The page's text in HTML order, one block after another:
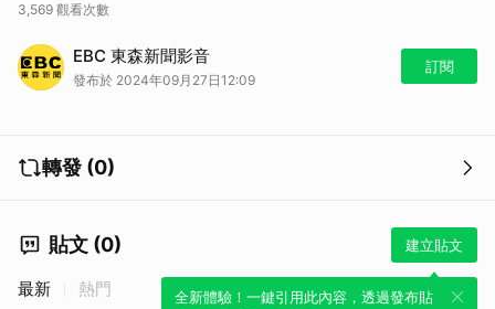
3,569 觀看次數
這真的讓住戶好崩潰，高雄燕巢一間水泥廠26號傍晚突然傳出爆炸聲，
接著水泥灰從管線噴出，導致整個巷子都是水泥灰，車子、車庫、花盆都
無一倖免，住戶連窗戶都不敢開，抱怨連連。
EBC 東森新聞影音
發布於 2024年09月27日12:09
訂閱
轉發 (0)
貼文 (0) 建立貼文
全新體驗！一鍵引用此內容，透過發布貼
最新 熱門